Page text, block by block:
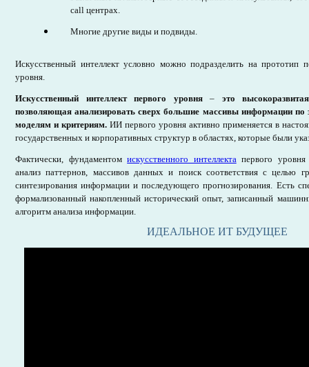
call центрах.
Многие другие виды и подвиды.
Искусственный интеллект условно можно подразделить на прототип
уровня.
Искусственный интеллект первого уровня– это
позволяющая анализировать сверх большие массивы информации по
моделям и критериям. ИИ первого уровня активно применяется в
государственных и корпоративных структур в областях, которые были
Фактически, фундаментомискусственного интеллектапервого уровня
анализ паттернов, массивов данных и поиск соответствия с целью
синтезирования информации и последующего прогнозирования. Есть
формализованный накопленный исторический опыт, записанный
алгоритм анализа информации.
ИДЕАЛЬНОЕ ИТ БУДУЩЕЕ